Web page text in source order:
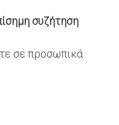
συζήτηση
σε προσωπικά